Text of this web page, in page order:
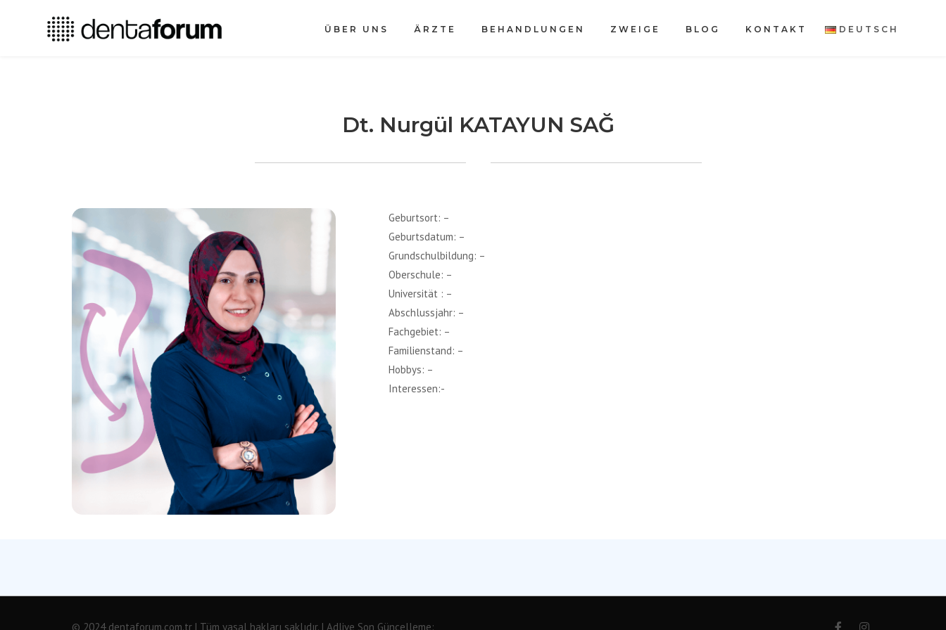
ÜBER UNS ÄRZTE BEHANDLUNGEN ZWEIGE BLOG KONTAKT DEUTSCH
Dt. Nurgül KATAYUN SAĞ
Geburtsort: –
Geburtsdatum: –
Grundschulbildung: –
Oberschule: –
Universität : –
Abschlussjahr: –
Fachgebiet: –
Familienstand: –
Hobbys: –
Interessen:-
© 2024 dentaforum.com.tr | Tüm yasal hakları saklıdır. | Adlive Son Güncelleme: